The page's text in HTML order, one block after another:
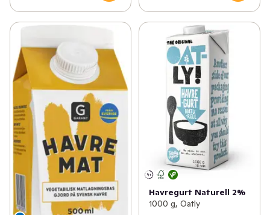
Havregurt Naturell 2%
1000 g, Oatly